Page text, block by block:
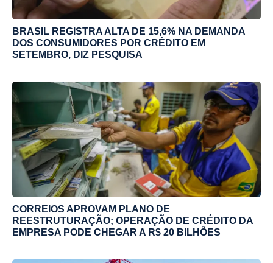
BRASIL REGISTRA ALTA DE 15,6% NA DEMANDA
DOS CONSUMIDORES POR CRÉDITO EM
SETEMBRO, DIZ PESQUISA
CORREIOS APROVAM PLANO DE
REESTRUTURAÇÃO; OPERAÇÃO DE CRÉDITO DA
EMPRESA PODE CHEGAR A R$ 20 BILHÕES